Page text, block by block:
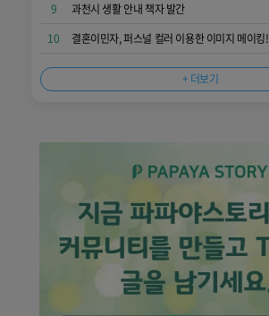
9
과천시 생활 안내 책자 발간
10
결혼이민자, 퍼스널 컬러 이용한 이미지 메이킹!
+ 더보기